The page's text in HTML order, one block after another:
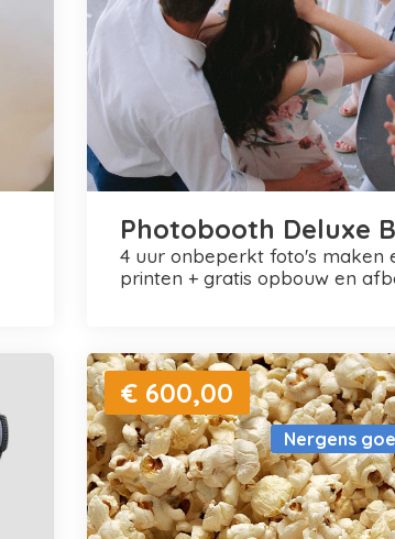
Photobooth Deluxe
4 uur onbeperkt foto's maken en
printen + gratis opbouw en
Nergens
€ 600,00